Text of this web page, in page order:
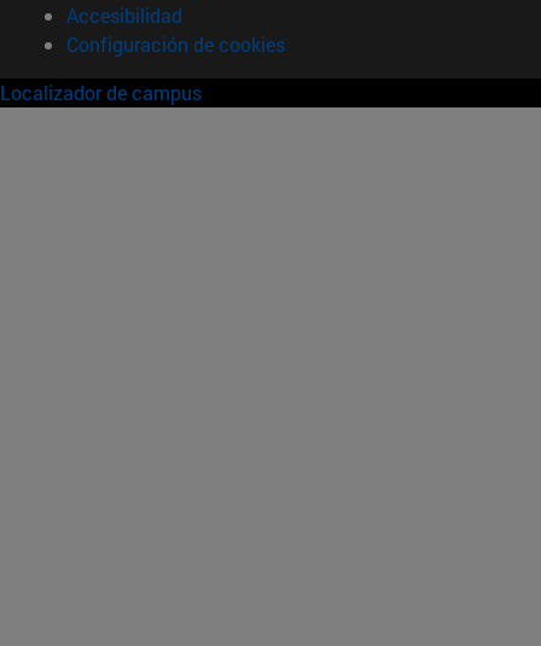
Accesibilidad
Configuración de cookies
Localizador de campus